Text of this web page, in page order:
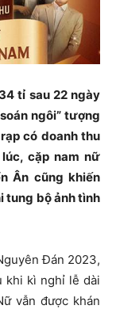
tỉ sau 22 ngày
ngôi” tượng
có doanh thu
cặp nam nữ
Ân cũng khiến
tung bộ ảnh tình
Đán 2023,
khi kì nghỉ lễ dài
vẫn được khán